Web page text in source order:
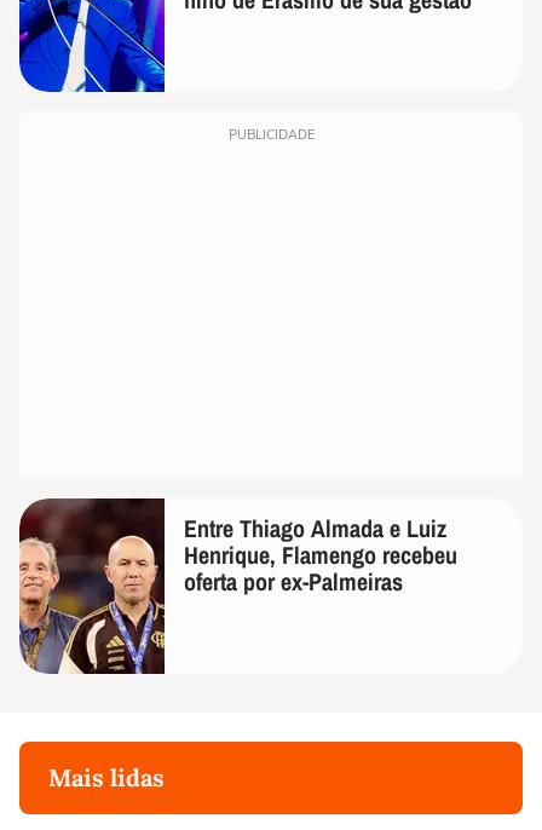
PUBLICIDADE
Entre Thiago Almada e Luiz
Henrique, Flamengo recebeu
oferta por ex-Palmeiras
Mais lidas